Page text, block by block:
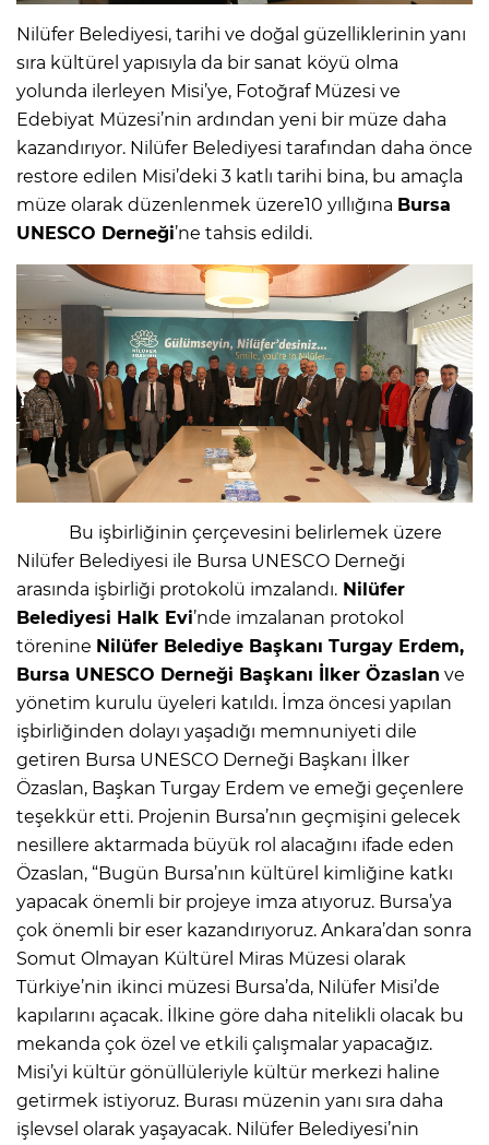
Nilüfer Belediyesi, tarihi ve doğal güzelliklerinin yanı
sıra kültürel yapısıyla da bir sanat köyü olma
yolunda ilerleyen Misi’ye, Fotoğraf Müzesi ve
Edebiyat Müzesi’nin ardından yeni bir müze daha
kazandırıyor. Nilüfer Belediyesi tarafından daha önce
restore edilen Misi’deki 3 katlı tarihi bina, bu amaçla
müze olarak düzenlenmek üzere10 yıllığına Bursa
UNESCO Derneği’ne tahsis edildi.
Bu işbirliğinin çerçevesini belirlemek üzere
Nilüfer Belediyesi ile Bursa UNESCO Derneği
arasında işbirliği protokolü imzalandı. Nilüfer
Belediyesi Halk Evi’nde imzalanan protokol
törenine Nilüfer Belediye Başkanı Turgay Erdem,
Bursa UNESCO Derneği Başkanı İlker Özaslan ve
yönetim kurulu üyeleri katıldı. İmza öncesi yapılan
işbirliğinden dolayı yaşadığı memnuniyeti dile
getiren Bursa UNESCO Derneği Başkanı İlker
Özaslan, Başkan Turgay Erdem ve emeği geçenlere
teşekkür etti. Projenin Bursa’nın geçmişini gelecek
nesillere aktarmada büyük rol alacağını ifade eden
Özaslan, “Bugün Bursa’nın kültürel kimliğine katkı
yapacak önemli bir projeye imza atıyoruz. Bursa’ya
çok önemli bir eser kazandırıyoruz. Ankara’dan sonra
Somut Olmayan Kültürel Miras Müzesi olarak
Türkiye’nin ikinci müzesi Bursa’da, Nilüfer Misi’de
kapılarını açacak. İlkine göre daha nitelikli olacak bu
mekanda çok özel ve etkili çalışmalar yapacağız.
Misi’yi kültür gönüllüleriyle kültür merkezi haline
getirmek istiyoruz. Burası müzenin yanı sıra daha
işlevsel olarak yaşayacak. Nilüfer Belediyesi’nin